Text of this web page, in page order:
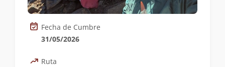
Fecha de Cumbre
31/05/2026
Ruta